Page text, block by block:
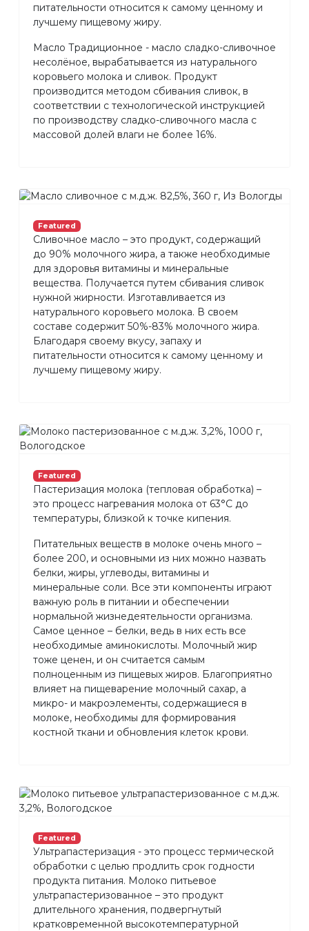
питательности относится к самому ценному и
лучшему пищевому жиру.
Масло Традиционное - масло сладко-сливочное
несолёное, вырабатывается из натурального
коровьего молока и сливок. Продукт
производится методом сбивания сливок, в
соответствии с технологической инструкцией
по производству сладко-сливочного масла с
массовой долей влаги не более 16%.
Featured
Сливочное масло – это продукт, содержащий
до 90% молочного жира, а также необходимые
для здоровья витамины и минеральные
вещества. Получается путем сбивания сливок
нужной жирности. Изготавливается из
натурального коровьего молока. В своем
составе содержит 50%-83% молочного жира.
Благодаря своему вкусу, запаху и
питательности относится к самому ценному и
лучшему пищевому жиру.
Featured
Пастеризация молока (тепловая обработка) –
это процесс нагревания молока от 63°С до
температуры, близкой к точке кипения.
Питательных веществ в молоке очень много –
более 200, и основными из них можно назвать
белки, жиры, углеводы, витамины и
минеральные соли. Все эти компоненты играют
важную роль в питании и обеспечении
нормальной жизнедеятельности организма.
Самое ценное – белки, ведь в них есть все
необходимые аминокислоты. Молочный жир
тоже ценен, и он считается самым
полноценным из пищевых жиров. Благоприятно
влияет на пищеварение молочный сахар, а
микро- и макроэлементы, содержащиеся в
молоке, необходимы для формирования
костной ткани и обновления клеток крови.
Featured
Ультрапастеризация - это процесс термической
обработки с целью продлить срок годности
продукта питания. Молоко питьевое
ультрапастеризованное – это продукт
длительного хранения, подвергнутый
кратковременной высокотемпературной